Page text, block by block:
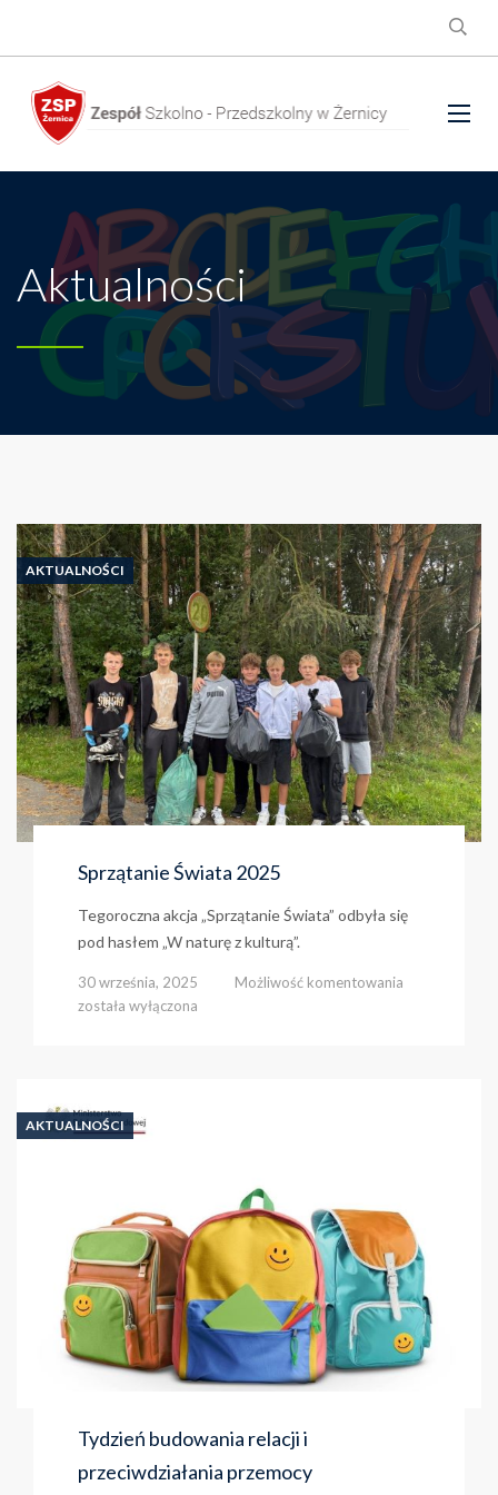
Aktualności
AKTUALNOŚCI
Sprzątanie Świata 2025
Tegoroczna akcja „Sprzątanie Świata” odbyła się
pod hasłem „W naturę z kulturą”.
30 września, 2025 Możliwość komentowania
została wyłączona
AKTUALNOŚCI
Tydzień budowania relacji i
przeciwdziałania przemocy